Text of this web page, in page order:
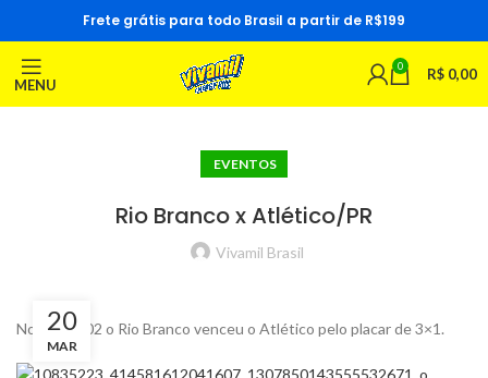
Frete grátis para todo Brasil a partir de R$199
MENU
0 R$ 0,00
EVENTOS
Rio Branco x Atlético/PR
Vivamil Brasil
20
MAR
No dia 04/02 o Rio Branco venceu o Atlético pelo placar de 3×1.